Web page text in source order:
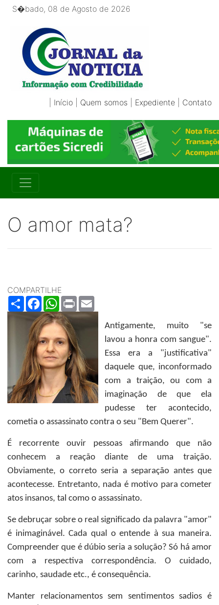
S�bado, 08 de Agosto de 2026
Início Quem somos Expediente Contato
O amor mata?
COMPARTILHE
ShareFacebookWhatsApp
Print
Antigamente, muito "se
lavou a honra com sangue".
Essa era a "justificativa"
daquele que, inconformado
com a traição, ou com a
imaginação de que ela
pudesse ter acontecido,
cometia o assassinato contra o seu "Bem Querer".
É recorrente ouvir pessoas afirmando que não
conhecem a reação diante de uma traição.
Obviamente, o correto seria a separação antes que
acontecesse. Entretanto, nada é motivo para cometer
atos insanos, tal como o assassinato.
Se debruçar sobre o real significado da palavra "amor"
é inimaginável. Cada qual o entende à sua maneira.
Compreender que é dúbio seria a solução? Só há amor
com a respectiva correspondência. O cuidado,
carinho, saudade etc., é consequência.
Manter relacionamentos sem sentimentos sadios é